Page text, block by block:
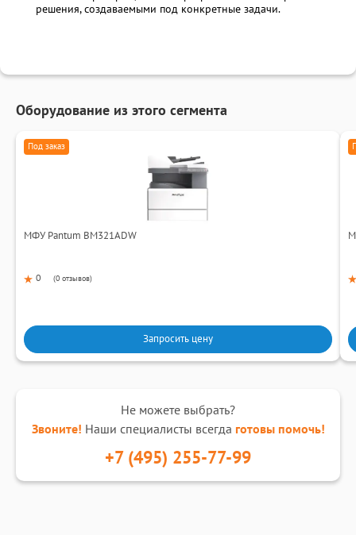
решения, создаваемыми под конкретные задачи.
Оборудование из этого сегмента
Под заказ
МФУ Pantum BM321ADW
0 (0 отзывов)
Запросить цену
Не можете выбрать?
Звоните! Наши специалисты всегда готовы помочь!
+7 (495) 255-77-99